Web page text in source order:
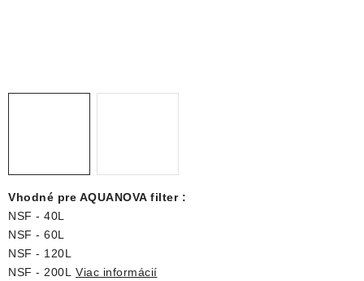
Vhodné pre AQUANOVA filter :
NSF - 40L
NSF - 60L
NSF - 120L
NSF - 200L
Viac informácií